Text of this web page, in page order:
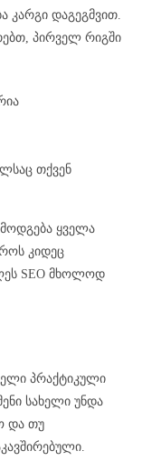
კარგი დაგეგმვით.
პირველ რიგში
თქვენ
ყველა
კიდეც
SEO მხოლოდ
პრაქტიკული
სახელი უნდა
და თუ